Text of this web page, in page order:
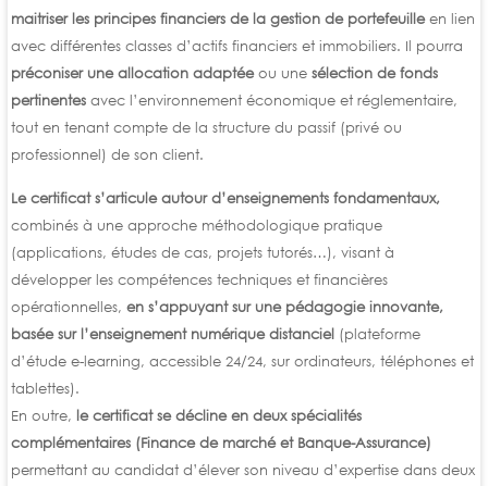
maitriser les principes financiers de la gestion de portefeuilleen lien
avec différentes classes d’actifs financiers et immobiliers. Il pourra
préconiser une allocation adaptéeou une sélection de fonds
pertinentesavec l’environnement économique et réglementaire,
tout en tenant compte de la structure du passif (privé ou
professionnel) de son client.
Le certificat s’articule autour d’enseignements fondamentaux,
combinés à une approche méthodologique pratique
(applications, études de cas, projets tutorés…), visant à
développer les compétences techniques et financières
opérationnelles, en s’appuyant sur une pédagogie innovante,
basée sur l’enseignement numérique distanciel (plateforme
d’étude e-learning, accessible 24/24, sur ordinateurs, téléphones et
tablettes).
En outre, le certificat se décline en deux spécialités
complémentaires (Finance de marché et Banque-Assurance)
permettant au candidat d’élever son niveau d’expertise dans deux